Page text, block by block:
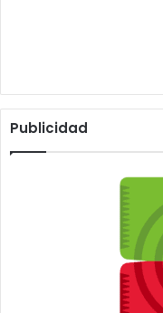
Publicidad